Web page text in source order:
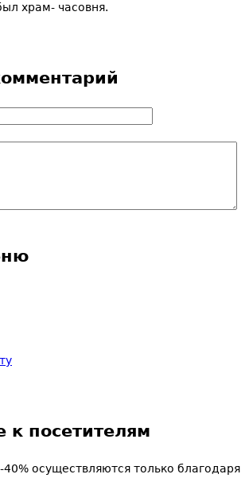
храм- часовня.
посетителям
осуществляются только благодаря